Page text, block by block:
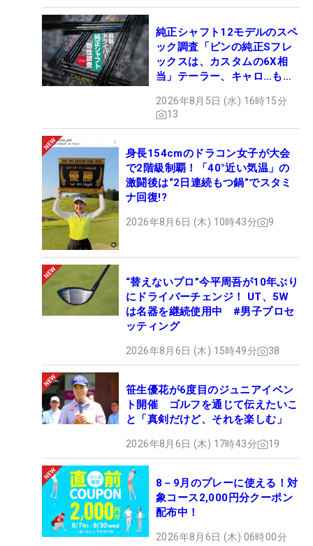
純正シャフト12モデルのスペ
ック調査「ピンの純正Sフレ
ックスは、カスタムの6X相
当」テーラー、キャロ…もチ
2026年8月5日 (水) 16時15分
13
身長154cmのドラコン女子が大会
で2階級制覇！「40°近い気温」の
激闘後は“2日連続もつ鍋”でスタミ
ナ回復!?
2026年8月6日 (木) 10時43分 9
“替えないプロ”今平周吾が10年ぶり
にドライバーチェンジ！ UT、5W
は名器を継続使用中 #男子プロセ
ッティング
2026年8月6日 (木) 15時49分 38
笹生優花が6度目のジュニアイベン
ト開催 ゴルフを通じて伝えたいこ
と「真剣だけど、それを楽しむ」
2026年8月6日 (木) 17時43分 19
8－9月のプレーに使える！対
象コース2,000円分クーポン
配布中！
2026年8月6日 (木) 06時00分